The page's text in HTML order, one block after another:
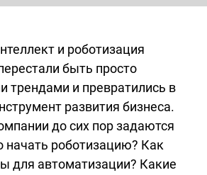
и роботизация
быть просто
трендами и превратились в
развития бизнеса.
до сих пор задаются
начать роботизацию? Как
для автоматизации? Какие